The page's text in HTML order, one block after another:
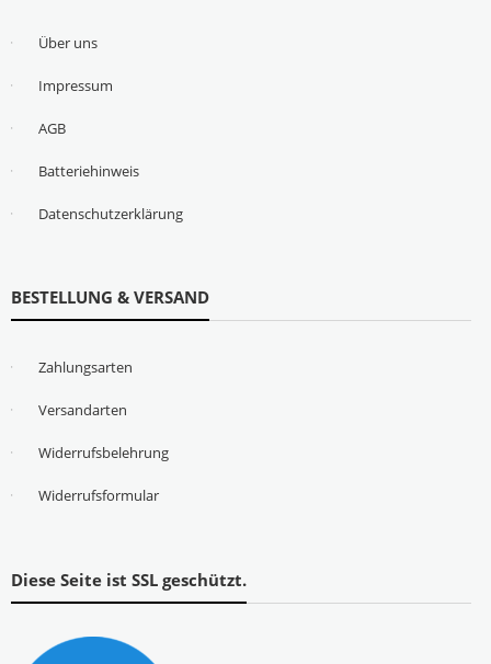
Über uns
Impressum
AGB
Batteriehinweis
Datenschutzerklärung
BESTELLUNG & VERSAND
Zahlungsarten
Versandarten
Widerrufsbelehrung
Widerrufsformular
Diese Seite ist SSL geschützt.